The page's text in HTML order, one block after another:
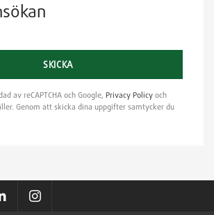
field empty.
av reCAPTCHA och Google, Privacy Policy och
Genom att skicka dina uppgifter samtycker du